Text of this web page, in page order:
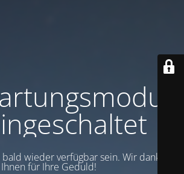
wieder verfügbar sein. Wir danken
Ihnen für Ihre Geduld!